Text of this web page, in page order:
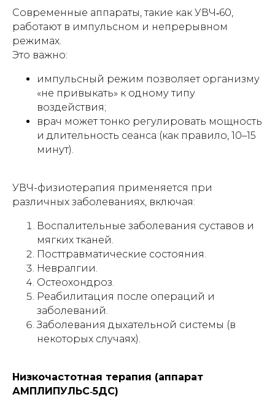
Современные аппараты, такие как УВЧ‑60,
работают в импульсном и непрерывном
режимах.
Это важно:
импульсный режим позволяет организму
«не привыкать» к одному типу
воздействия;
врач может тонко регулировать мощность
и длительность сеанса (как правило, 10–15
минут).
УВЧ-физиотерапия применяется при
различных заболеваниях, включая:
Воспалительные заболевания суставов и
мягких тканей.
Посттравматические состояния.
Невралгии.
Остеохондроз.
Реабилитация после операций и
заболеваний.
Заболевания дыхательной системы (в
некоторых случаях).
Низкочастотная терапия (аппарат
АМПЛИПУЛЬС‑5ДС)